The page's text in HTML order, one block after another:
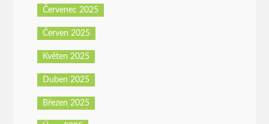
Červenec 2025
Červen 2025
Květen 2025
Duben 2025
Březen 2025